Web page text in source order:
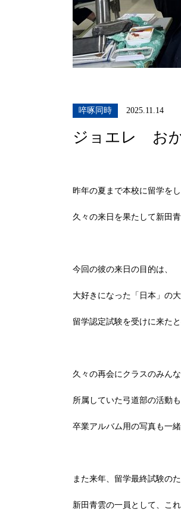
啐啄同時 2025.11.14
ジョエレ おか
昨年の夏まで本校に留学を
久々の来日を果たして新田
今回の彼の来日の目的は、
大好きになった「日本」の
留学認定試験を受けに来たと
久々の再会にクラスのみんな
所属していた弓道部の活動も
卒業アルバム用の写真も一
また来年、留学最終試験の
新田青雲の一員として、こ